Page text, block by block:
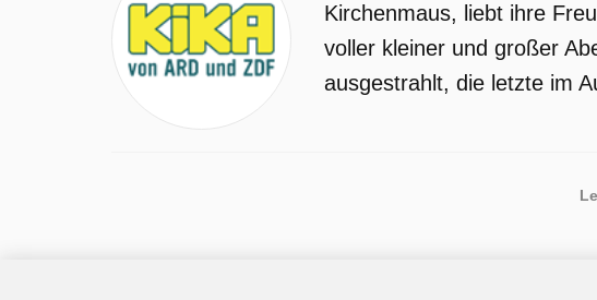
Kirchenmaus, liebt ihre
voller kleiner und großer
ausgestrahlt, die letzte im